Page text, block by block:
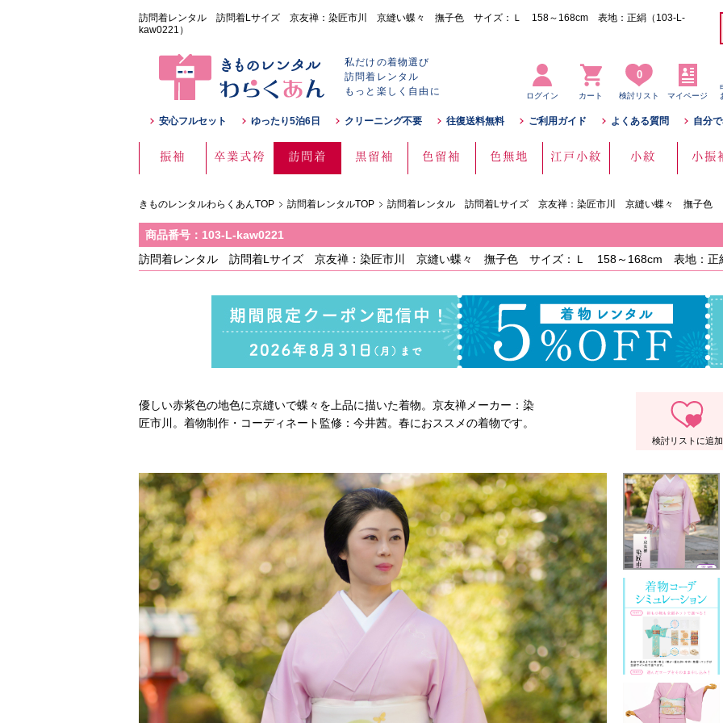
訪問着レンタル 訪問着Lサイズ 京友禅：染匠市川 京縫い蝶々 撫子色 サイズ：Ｌ 158～168cm 表地：正絹（103-L-
kaw0221）
私だけの着物選び
訪問着レンタル
もっと楽しく自由に
ログイン カート
0
検討リスト マイページ
安心フルセット ゆったり5泊6日 クリーニング不要 往復送料無料 ご利用ガイド よくある質問 自分
振袖 卒業式袴 訪問着 黒留袖 色留袖 色無地 江戸小紋 小紋 小振
きものレンタルわらくあんTOP 訪問着レンタルTOP 訪問着レンタル 訪問着Lサイズ 京友禅：染匠市川 京縫い蝶々 撫子色
商品番号：103-L-kaw0221
訪問着レンタル 訪問着Lサイズ 京友禅：染匠市川 京縫い蝶々 撫子色 サイズ：Ｌ 158～168cm 表地：正
優しい赤紫色の地色に京縫いで蝶々を上品に描いた着物。京友禅メーカー：染
匠市川。着物制作・コーディネート監修：今井茜。春におススメの着物です。